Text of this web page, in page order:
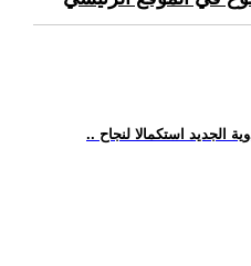
الجديد استكمالا لنجاح